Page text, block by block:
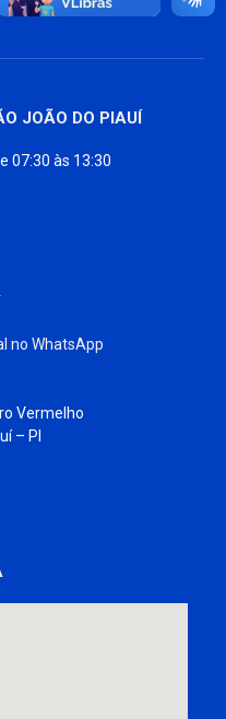
JOÃO DO PIAUÍ
07:30 às 13:30
no WhatsApp
Vermelho
– PI